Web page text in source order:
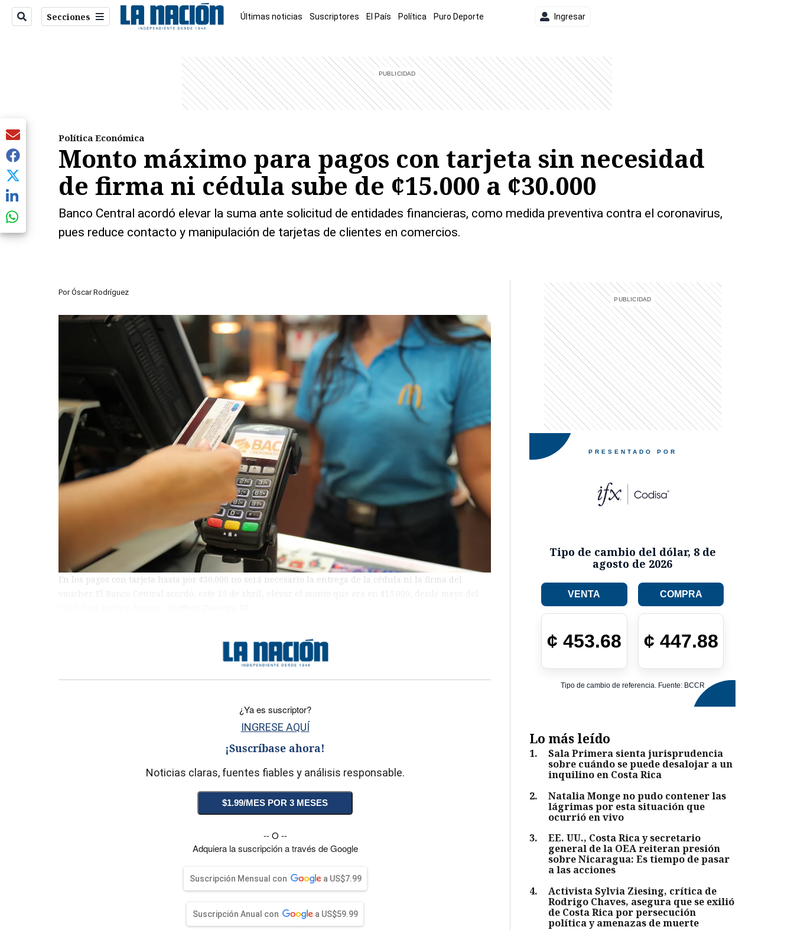
Secciones Últimas noticias Suscriptores El País Política Puro Deporte Ingresar
Política Económica
Monto máximo para pagos con tarjeta sin necesidad
de firma ni cédula sube de ¢15.000 a ¢30.000
Banco Central acordó elevar la suma ante solicitud de entidades financieras, como medida preventiva contra el coronavirus,
pues reduce contacto y manipulación de tarjetas de clientes en comercios.
Por Óscar Rodríguez
En los pagos con tarjeta hasta por ¢30.000 no será necesario la entrega de la cédula ni la firma del
PRESENTADO POR
Tipo de cambio del dólar, 8 de
agosto de 2026
VENTA COMPRA
¢ 453.68 ¢ 447.88
Tipo de cambio de referencia. Fuente: BCCR
Lo más leído
1.
Sala Primera sienta jurisprudencia
sobre cuándo se puede desalojar a un
inquilino en Costa Rica
2.
Natalia Monge no pudo contener las
lágrimas por esta situación que
ocurrió en vivo
3.
EE. UU., Costa Rica y secretario
general de la OEA reiteran presión
sobre Nicaragua: Es tiempo de pasar
a las acciones
4.
Activista Sylvia Ziesing, crítica de
Rodrigo Chaves, asegura que se exilió
de Costa Rica por persecución
política y amenazas de muerte